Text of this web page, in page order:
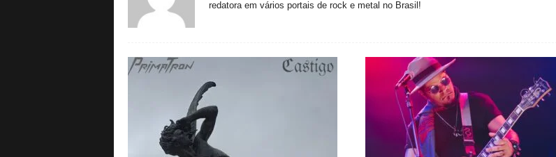
redatora em vários portais de rock e metal no Brasil!